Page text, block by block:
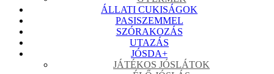
ÁLLATI CUKISÁGOK
PASISZEMMEL
SZÓRAKOZÁS
UTAZÁS
JÓSDA+
JÁTÉKOS JÓSLÁTOK